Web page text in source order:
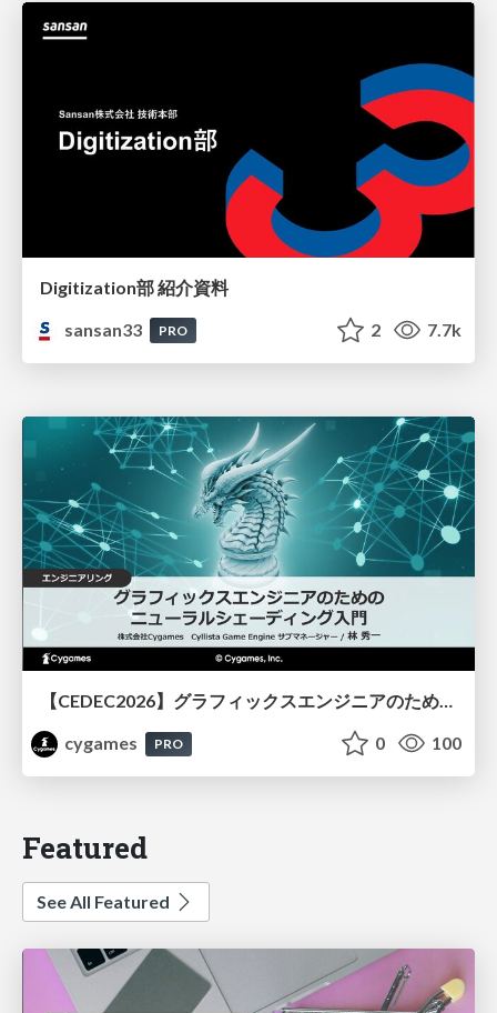
Digitization部 紹介資料
sansan33
PRO 2 7.7k
【CEDEC2026】グラフィックスエンジニアのためのニューラルシェーディング入門
cygames
PRO 0 100
Featured
See All Featured